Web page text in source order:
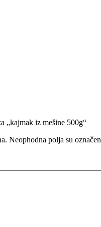
„kajmak iz mešine 500g“
Neophodna polja su